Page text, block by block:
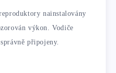
nainstalovány
výkon. Vodiče
připojeny.